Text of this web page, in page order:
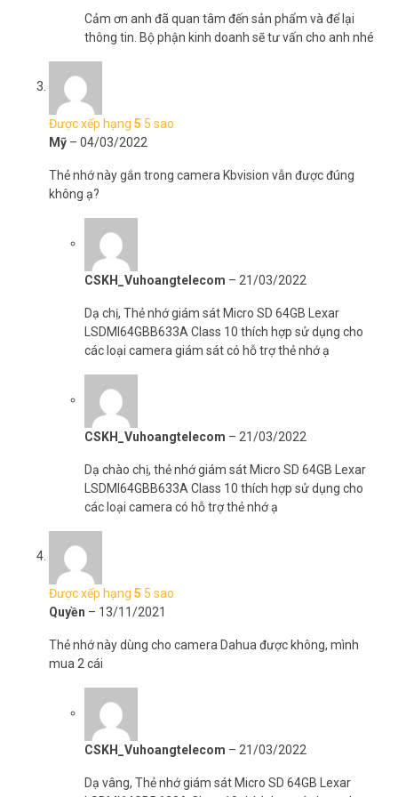
Cảm ơn anh đã quan tâm đến sản phẩm và để lại
thông tin. Bộ phận kinh doanh sẽ tư vấn cho anh nhé
Được xếp hạng 5 5 sao
Mỹ – 04/03/2022
Thẻ nhớ này gắn trong camera Kbvision vẫn được đúng
không ạ?
CSKH_Vuhoangtelecom – 21/03/2022
Dạ chị, Thẻ nhớ giám sát Micro SD 64GB Lexar
LSDMI64GBB633A Class 10 thích hợp sử dụng cho
các loại camera giám sát có hỗ trợ thẻ nhớ ạ
CSKH_Vuhoangtelecom – 21/03/2022
Dạ chào chị, thẻ nhớ giám sát Micro SD 64GB Lexar
LSDMI64GBB633A Class 10 thích hợp sử dụng cho
các loại camera có hỗ trợ thẻ nhớ ạ
Được xếp hạng 5 5 sao
Quyền – 13/11/2021
Thẻ nhớ này dùng cho camera Dahua được không, mình
mua 2 cái
CSKH_Vuhoangtelecom – 21/03/2022
Dạ vâng, Thẻ nhớ giám sát Micro SD 64GB Lexar